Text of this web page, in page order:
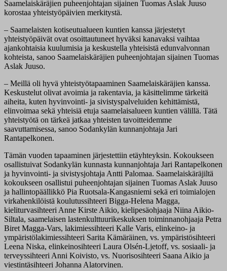
Saamelaiskäräjien puheenjohtajan sijainen Tuomas Aslak Juuso
korostaa yhteistyöpäivien merkitystä.
– Saamelaisten kotiseutualueen kuntien kanssa järjestetyt
yhteistyöpäivät ovat osoittautuneet hyväksi kanavaksi vaihtaa
ajankohtaisia kuulumisia ja keskustella yhteisistä edunvalvonnan
kohteista, sanoo Saamelaiskäräjien puheenjohtajan sijainen Tuomas
Aslak Juuso.
– Meillä oli hyvä yhteistyötapaaminen Saamelaiskäräjien kanssa.
Keskustelut olivat avoimia ja rakentavia, ja käsittelimme tärkeitä
aiheita, kuten hyvinvointi- ja sivistyspalveluiden kehittämistä,
elinvoimaa sekä yhteisiä etuja saamelaisalueen kuntien välillä. Tätä
yhteistyötä on tärkeä jatkaa yhteisten tavoitteidemme
saavuttamisessa, sanoo Sodankylän kunnanjohtaja Jari
Rantapelkonen.
Tämän vuoden tapaaminen järjestettiin etäyhteyksin. Kokoukseen
osallistuivat Sodankylän kunnasta kunnanjohtaja Jari Rantapelkonen
ja hyvinvointi- ja sivistysjohtaja Antti Palomaa. Saamelaiskäräjiltä
kokoukseen osallistui puheenjohtajan sijainen Tuomas Aslak Juuso
ja hallintopäällikkö Pia Ruotsala-Kangasniemi sekä eri toimialojen
virkahenkilöistä koulutussihteeri Bigga-Helena Magga,
kieliturvasihteeri Anne Kirste Aikio, kielipesäohjaaja Niina Aikio-
Siltala, saamelaisen lastenkulttuurikeskuksen toiminnanohjaaja Petra
Biret Magga-Vars, lakimiessihteeri Kalle Varis, elinkeino- ja
ympäristölakimiessihteeri Sarita Kämäräinen, vs. ympäristösihteeri
Leena Niska, elinkeinosihteeri Laura Olsén-Ljetoff, vs. sosiaali- ja
terveyssihteeri Anni Koivisto, vs. Nuorisosihteeri Saana Aikio ja
viestintäsihteeri Johanna Alatorvinen.